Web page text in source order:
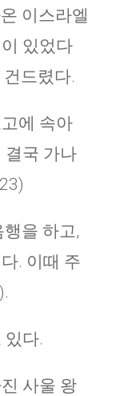
이스라엘
있었다
드렸다.
에 속아
결국 가나
을 하고,
. 이때 주
다.
사울 왕